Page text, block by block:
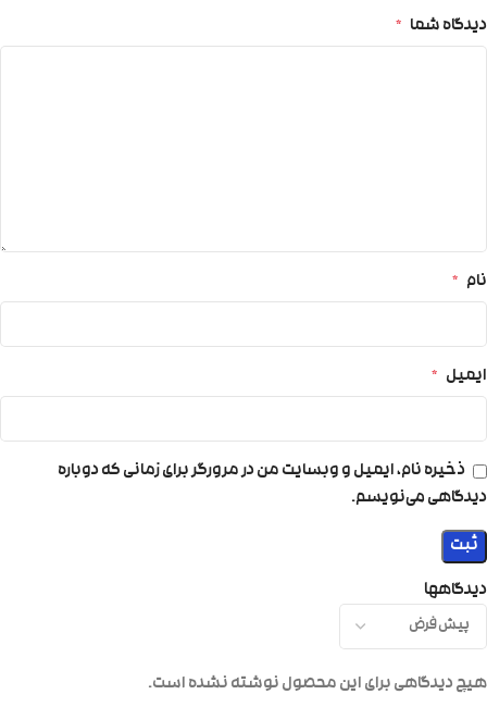
دیدگاهها
هیچ دیدگاهی برای این محصول نوشته نشده است.
دیدگاه شما *
نام *
ایمیل *
ذخیره نام، ایمیل و وبسایت من در مرورگر برای زمانی که دوباره
دیدگاهی می‌نویسم.